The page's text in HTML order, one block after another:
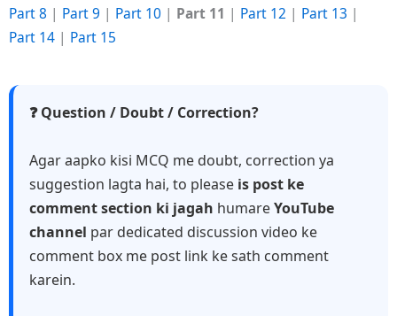
Part 8 | Part 9 | Part 10 | Part 11 | Part 12 | Part 13 |
Part 14 | Part 15
❓ Question / Doubt / Correction?
Agar aapko kisi MCQ me doubt, correction ya
suggestion lagta hai, to please is post ke
comment section ki jagah humareYouTube
channel par dedicated discussion video ke
comment box me post link ke sath comment
karein.